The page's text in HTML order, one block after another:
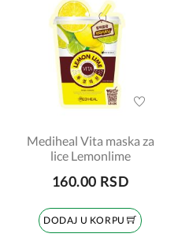
Mediheal Vita maska za
lice Lemonlime
160.00 RSD
DODAJ U KORPU